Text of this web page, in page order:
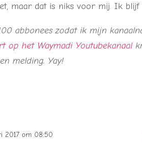
maar dat is niks voor mij. Ik blijf
abbonees zodat ik mijn
op het Waymadi Youtubekanaal
melding. Yay!
2017 om 08:50